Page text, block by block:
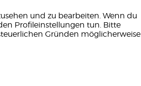
und zu bearbeiten. Wenn du
Profileinstellungen tun. Bitte
Gründen möglicherweise